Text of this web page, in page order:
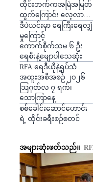
ထိုင်းဘက်ကအမြဲအမြတ်
ထွက်ကြောင်း လေ့လာသူ
တွေပြော
ဒီပဲယင်းမှာ ရေကြီးရေလျှံ
မှုကြောင့်
ကောက်စိုက်သမ ၆ ဦး
ရေစီးနဲ့မျောပါသေဆုံး
RFA ရေဒီယိုနဲ့ရုပ်သံ
အထူးအစီအစဉ် ၂ဝ၂၆
သြဂုတ်လ ၇ ရက်၊
သောကြာနေ့
စစ်ခေါင်းဆောင်ဟောင်း
ရဲ့ ထိုင်းခရီးစဉ်စတင်
အများဆုံးဖတ်သည်။